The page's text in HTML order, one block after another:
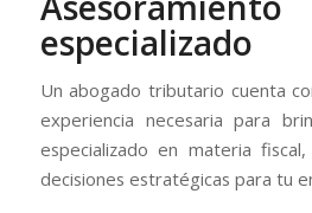
especializado
Un abogado tributario cuenta
experiencia necesaria para
especializado en materia
decisiones estratégicas para tu